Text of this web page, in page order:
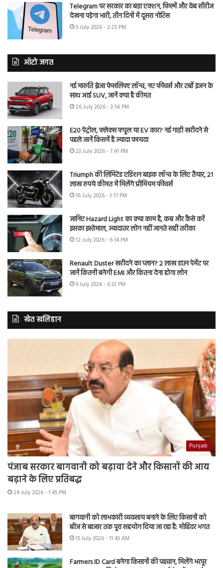
Telegram पर सरकार का बड़ा एक्शन, फिल्में और वेब सीरीज
देखना पड़ेगा भारी, तीन दिनों में दूसरा नोटिस
5 July 2026 - 2:25 PM
ऑटो जगत
नई मारुति ब्रेजा फेसलिफ्ट लॉन्च, नए फीचर्स और टर्बो इंजन के
साथ आई SUV, जानें क्या है कीमत
26 July 2026 - 3:56 PM
E20 पेट्रोल, फ्लेक्स फ्यूल या EV कार? नई गाड़ी खरीदने से
पहले जानें किसमें है ज्यादा फायदा
23 July 2026 - 7:41 PM
Triumph की लिमिटेड एडिशन बाइक लॉन्च के लिए तैयार, 21
लाख रुपये कीमत में मिलेंगे प्रीमियम फीचर्स
16 July 2026 - 3:17 PM
जानिए Hazard Light का क्या काम है, कब और कैसे करें
इसका इस्तेमाल, ज्यादातर लोग नहीं जानते सही तरीका
12 July 2026 - 6:14 PM
Renault Duster खरीदने का प्लान? 2 लाख डाउन पेमेंट पर
जानें कितनी बनेगी EMI और कितना देना होगा लोन
9 July 2026 - 6:33 PM
खेत खलिहान
Punjab
पंजाब सरकार बागवानी को बढ़ावा देने और किसानों की आय
बढ़ाने के लिए प्रतिबद्ध
24 July 2026 - 1:45 PM
बागवानी को लाभकारी व्यवसाय बनाने के लिए किसानों को
बीज से बाजार तक पूरा सहयोग दिया जा रहा है: मोहिंदर भगत
15 July 2026 - 11:43 AM
Farmers ID Card बनेगा किसानों की पहचान, मिलेंगे भरपूर